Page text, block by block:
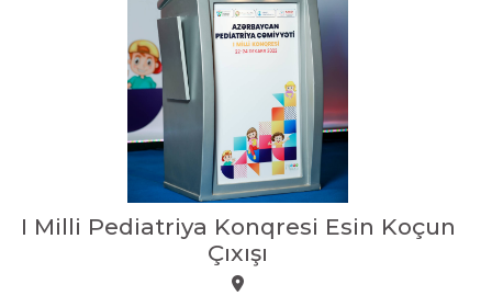
I Milli Pediatriya Konqresi Esin Koçun
Çıxışı